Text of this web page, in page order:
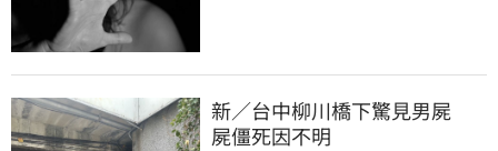
新／台中柳川橋下驚見男屍
屍僵死因不明